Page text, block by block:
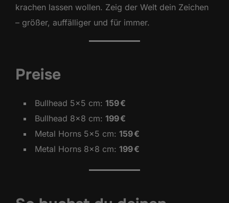
krachen lassen wollen. Zeig der Welt dein Zeichen
– größer, auffälliger und für immer.
Preise
Bullhead 5×5 cm: 159 €
Bullhead 8×8 cm: 199 €
Metal Horns 5×5 cm: 159 €
Metal Horns 8×8 cm: 199 €